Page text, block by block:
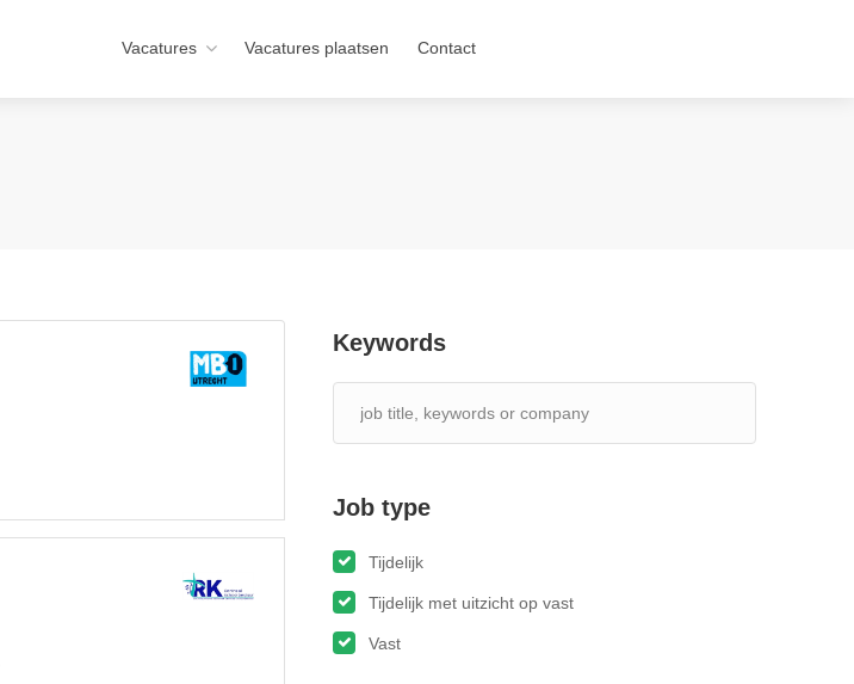
Vacatures Vacatures plaatsen Contact
Keywords
Job type
Tijdelijk
Tijdelijk met uitzicht op vast
Vast